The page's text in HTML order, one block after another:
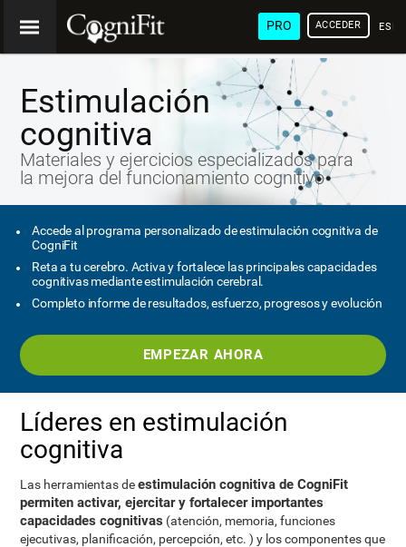
PRO ACCEDER
Estimulación
cognitiva
Materiales y ejercicios especializados para
la mejora del funcionamiento cognitivo
Accede al programa personalizado de estimulación cognitiva de
CogniFit
Reta a tu cerebro. Activa y fortalece las principales capacidades
cognitivas mediante estimulación cerebral.
Completo informe de resultados, esfuerzo, progresos y evolución
EMPEZAR AHORA
Líderes en estimulación
cognitiva
Las herramientas deestimulación cognitiva de CogniFit
permiten activar, ejercitar y fortalecer importantes
capacidades cognitivas (atención, memoria, funciones
ejecutivas, planificación, percepción, etc. ) y los componentes que